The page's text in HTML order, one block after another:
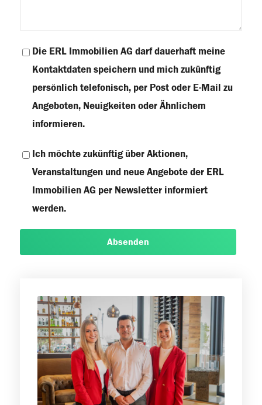
Die ERL Immobilien AG darf dauerhaft meine
Kontaktdaten speichern und mich zukünftig
persönlich telefonisch, per Post oder E-Mail zu
Angeboten, Neuigkeiten oder Ähnlichem
informieren.
Ich möchte zukünftig über Aktionen,
Veranstaltungen und neue Angebote der ERL
Immobilien AG per Newsletter informiert
werden.
Absenden